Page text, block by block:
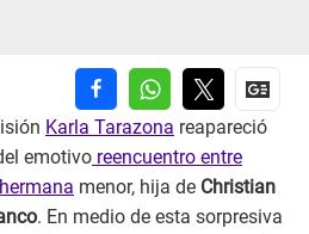
Karla Tarazona reapareció
emotivo reencuentro entre
menor, hija de Christian
. En medio de esta sorpresiva